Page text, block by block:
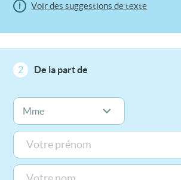
i Voir des suggestions de texte
2 De la part de